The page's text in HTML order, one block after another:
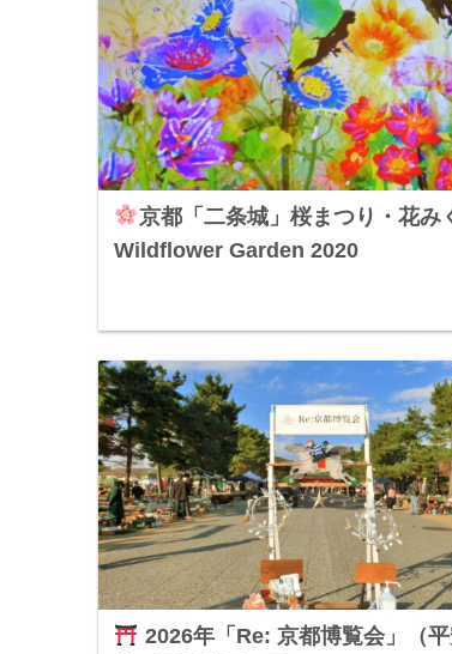
京都「二条城」桜まつり・花み
Wildflower Garden 2020
2026年「Re: 京都博覧会」（